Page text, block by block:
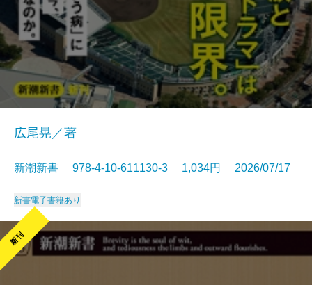
広尾晃／著
新潮新書 978-4-10-611130-3 1,034円 2026/07/17
新書電子書籍あり
新刊